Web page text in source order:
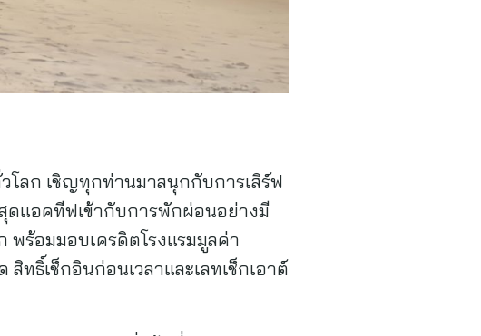
โลก เชิญทุกท่านมาสนุกกับการเสิร์ฟ
ดแอคทีฟเข้ากับการพักผ่อนอย่างมี
ร้อมมอบเครดิตโรงแรมมูลค่า
ทธิ์เช็กอินก่อนเวลาและเลทเช็กเอาต์